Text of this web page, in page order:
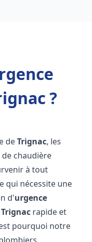
?
deTrignac, les
chaudière
à tout
qui nécessite une
d'urgence
Trignac rapide et
pourquoi notre